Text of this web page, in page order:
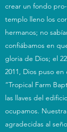
crear un fondo
templo lleno los
hermanos; no
confiábamos en
gloria de Dios; el
2011, Dios puso
“Tropical Farm
las llaves del
ocupamos.
agradecidas al